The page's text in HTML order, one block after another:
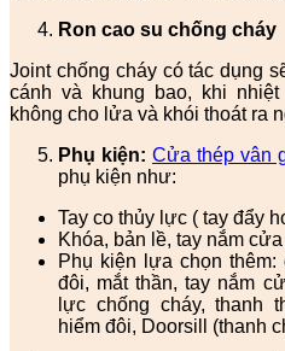
Ron cao su chống cháy
Joint chống cháy có tác dụng
cánh và khung bao, khi
không cho lửa và khói thoát ra
Phụ kiện: Cửa thép vân
phụ kiện như:
Tay co thủy lực ( tay đẩy
Khóa, bản lề, tay nắm cửa
Phụ kiện lựa chọn
đôi, mắt thần, tay nắm
lực chống cháy, thanh
hiểm đôi, Doorsill (thanh